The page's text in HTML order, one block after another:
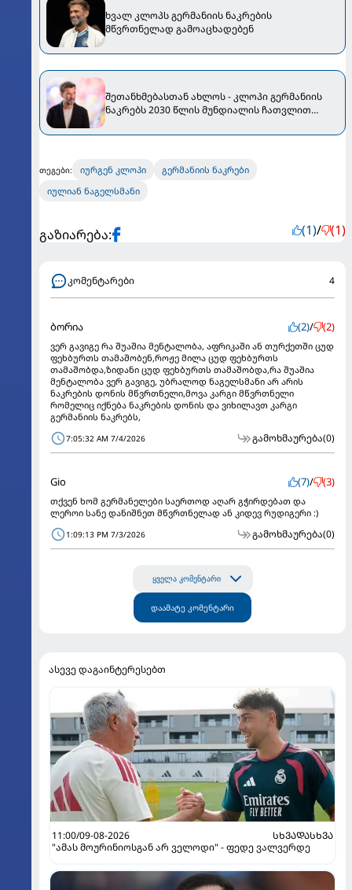
ხვალ კლოპს გერმანიის ნაკრების
მწვრთნელად გამოაცხადებენ
შეთანხმებასთან ახლოს - კლოპი გერმანიის
ნაკრებს 2030 წლის მუნდიალის ჩათვლით
თეგები: იურგენ კლოპი
გერმანიის ნაკრები
იულიან ნაგელსმანი
გაზიარება: (1)/ (1)
კომენტარები 4
ბორია (2)/ (2)
ვერ გავიგე რა შუაშია მენტალობა, აფრიკაში ან თურქეთში ცუდ
ფეხბურთს თამაშობენ,როჟე მილა ცუდ ფეხბურთს
თამაშობდა,ზიდანი ცუდ ფეხბურთს თამაშობდა,რა შუაშია
მენტალობა ვერ გავიგე, უბრალოდ ნაგელსმანი არ არის
ნაკრების დონის მწვრთნელი,მოვა კარგი მწვრთნელი
რომელიც იქნება ნაკრების დონის და ვიხილავთ კარგი
გერმანიის ნაკრებს,
7:05:32 AM 7/4/2026 გამოხმაურება(0)
Gio (7)/ (3)
თქვენ ხომ გერმანელები საერთოდ აღარ გჭირდებათ და
ლეროი სანე დანიშნეთ მწვრთნელად ან კიდევ რუდიგერი :)
1:09:13 PM 7/3/2026 გამოხმაურება(0)
ყველა კომენტარი
დაამატე კომენტარი
ასევე დაგაინტერესებთ
11:00/09-08-2026
ᲡᲮᲕᲐᲓᲐᲡᲮᲕᲐ
"ამას მოურინიოსგან არ ველოდი" - ფედე ვალვერდე